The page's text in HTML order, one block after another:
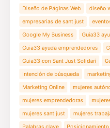
Diseño de Páginas Web
diseño
empresarias de sant just
Google My Business
Guia33
Guia33 ayuda emprendedores
Guia33 con Sant Just Solidari
Intención de búsqueda
Marketing Online
mujeres
mujeres emprendedoras
mujeres sant just
mujeres
Palabras clave
Posicionamiento